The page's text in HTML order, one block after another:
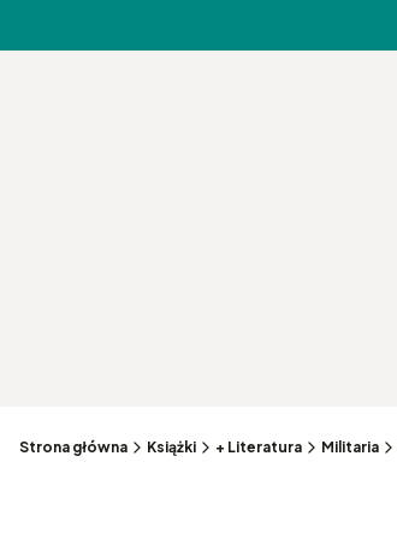
Strona główna Książki + Literatura Militaria